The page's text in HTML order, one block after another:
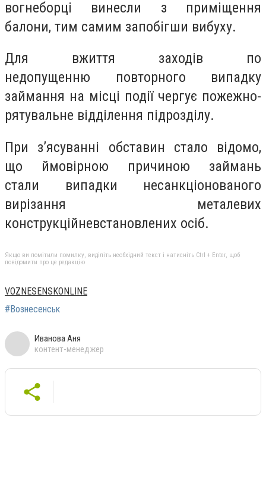
вогнеборці винесли з приміщення
балони, тим самим запобігши вибуху.
Для вжиття заходів по
недопущенню повторного випадку
займання на місці події чергує пожежно-
рятувальне відділення підрозділу.
При з’ясуванні обставин стало відомо,
що ймовірною причиною займань
стали випадки несанкціонованого
вирізання металевих
конструкційневстановлених осіб.
Якщо ви помітили помилку, виділіть необхідний текст і натисніть Ctrl + Enter, щоб
повідомити про це редакцію
VOZNESENSKONLINE
#Вознесенськ
Иванова Аня
контент-менеджер